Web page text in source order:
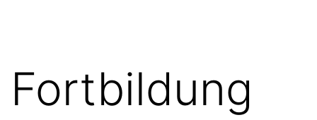
Fortbildung